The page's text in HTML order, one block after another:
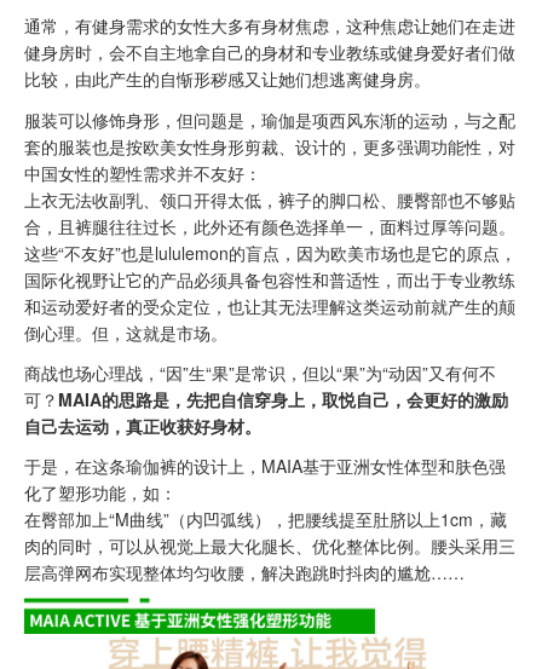
通常，有健身需求的女性大多有身材焦虑，这种焦虑让她们在走进
健身房时，会不自主地拿自己的身材和专业教练或健身爱好者们做
比较，由此产生的自惭形秽感又让她们想逃离健身房。
服装可以修饰身形，但问题是，瑜伽是项西风东渐的运动，与之配
套的服装也是按欧美女性身形剪裁、设计的，更多强调功能性，对
中国女性的塑性需求并不友好：
上衣无法收副乳、领口开得太低，裤子的脚口松、腰臀部也不够贴
合，且裤腿往往过长，此外还有颜色选择单一，面料过厚等问题。
这些“不友好”也是lululemon的盲点，因为欧美市场也是它的原点，
国际化视野让它的产品必须具备包容性和普适性，而出于专业教练
和运动爱好者的受众定位，也让其无法理解这类运动前就产生的颠
倒心理。但，这就是市场。
商战也场心理战，“因”生“果”是常识，但以“果”为“动因”又有何不
可？ MAIA的思路是，先把自信穿身上，取悦自己，会更好的激励
自己去运动，真正收获好身材。
于是，在这条瑜伽裤的设计上，MAIA基于亚洲女性体型和肤色强
化了塑形功能，如：
在臀部加上“M曲线”（内凹弧线），把腰线提至肚脐以上1cm，藏
肉的同时，可以从视觉上最大化腿长、优化整体比例。腰头采用三
层高弹网布实现整体均匀收腰，解决跑跳时抖肉的尴尬……